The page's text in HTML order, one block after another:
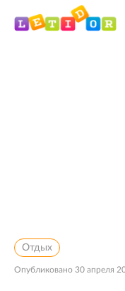
Отдых
Опубликовано 30 апреля